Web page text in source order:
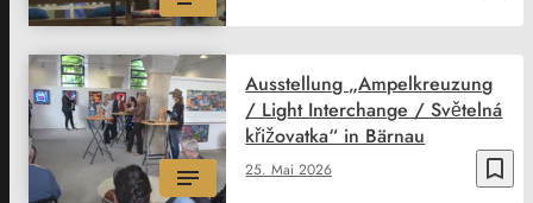
bookmark_border
25. Mai 2026
Ausstellung „Ampelkreuzung
/ Light Interchange / Světelná
křižovatka“ in Bärnau